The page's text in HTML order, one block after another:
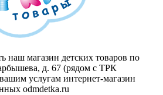
наш магазин детских товаров по
д. 67 (рядом с ТРК
услугам интернет-магазин
odmdetka.ru